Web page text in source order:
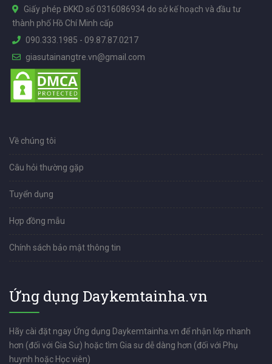
Giấy phép ĐKKD số 0316086934 do sở kế hoạch và đầu tư
thành phố Hồ Chí Minh cấp
090.333.1985 - 09.87.87.0217
giasutainangtre.vn@gmail.com
Về chúng tôi
Câu hỏi thường gặp
Tuyển dụng
Hợp đồng mẫu
Chính sách bảo mật thông tin
Ứng dụng Daykemtainha.vn
Hãy cài đặt ngay Ứng dụng Daykemtainha.vn để nhận lớp nhanh
hơn (đối với Gia Sư) hoặc tìm Gia sư dễ dàng hơn (đối với Phụ
huynh hoặc Học viên)